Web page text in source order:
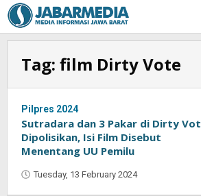
Skip
to
content
Tag: film Dirty Vote
Pilpres 2024
Sutradara dan 3 Pakar di Dirty
Dipolisikan, Isi Film Disebut
Menentang UU Pemilu
Tuesday, 13 February 2024